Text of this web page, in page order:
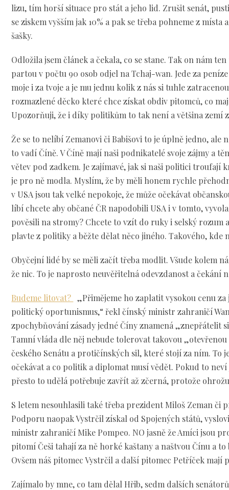
lizu, tím horší situace pro stát a jeho lid. Zrušit senát,
se ziskem vyšším jak 10% a pak se třeba pohneme z místa
šašky.
Odložila jsem článek a čekala, co se stane. Tak on nám
partou v počtu 90 osob odjel na Tchaj-wan. Jede za
moje i za tvoje a je mu jednu kolik z nás si tuhle
rozmazlené děcko které chce získat obdiv pitomců, co
Upozorňuji, že i díky politikům to tak není a většina zemí
Že se to nelíbí Zemanovi či Babišovi to je úplně jedno, ale
to vadí Číně. V Číně mají naši podnikatelé svoje zájmy a
větev pod zadkem. Je zajímavé, jak si naši politici troufají
je pro ně modla. Myslím, že by měli honem rychle
v USA jsou tak velké nepokoje, že může očekávat
líbí chcete aby občané ČR napodobili USA i v tomto,
pověsili na stromy? Chcete to vzít do ruky i selský rozum
plavte z politiky a běžte dělat něco jiného. Takového, kde
Obyčejní lidé by se měli začít třeba modlit. Všude kolem
že nic. To je naprosto neuvěřitelná odevzdanost a čekání
Budeme litovat? „Přimějeme ho zaplatit vysokou cenu
politický oportunismus,“ řekl čínský ministr zahraničí
zpochybňování zásady jedné Číny znamená „znepřátelit
Tamní vláda dle něj nebude tolerovat takovou
českého Senátu a protičínských sil, které stojí za ním. To
očekávat a co politik a diplomat musí vědět. Pokud to
přesto to udělá potřebuje zavřít až zčerná, protože
S letem nesouhlasili také třeba prezident Miloš Zeman či
Podporu naopak Vystrčil získal od Spojených států,
ministr zahraničí Mike Pompeo. NO jasně že Amíci jsou
pitomí Češi tahají za ně horké kaštany a naštvou Čínu a
Ovšem náš pitomec Vystrčil a další pitomec Petříček mají
Zajímalo by mne, co tam dělal Hřib, sedm dalších